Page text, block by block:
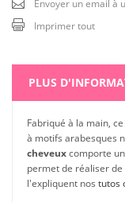
Envoyer un email à
Imprimer tout
PLUS
Fabriqué à la main, ce
à motifs arabesques
cheveuxcomporte
permet de réaliser
l'expliquent nos tutos